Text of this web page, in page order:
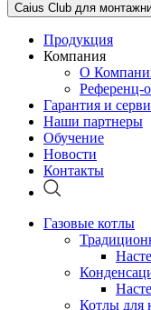
Caius Club для
Продукция
Компания
О
Референц-
Гарантия и
Наши партнеры
Обучение
Новости
Контакты
Газовые котлы
Котлы для